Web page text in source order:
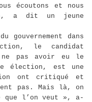
écoutons et nous
», a dit un jeune
gouvernement dans
le candidat
ne pas avoir eu le
élection, est une
ont critiqué et
pas. Mais là, on
l’on veut », a-